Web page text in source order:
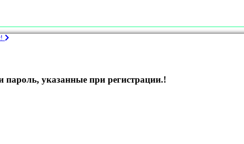
указанные при регистрации.!